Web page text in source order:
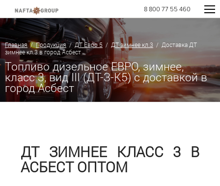
8 800 77 55 460
Главная/Продукция/ДТ Евро 5 / ДТ зимнее кл.3 / Доставка ДТ
зимнее кл.3 в город Асбест
Топливо дизельное ЕВРО, зимнее,
класс 3, вид III (ДТ-З-К5) с доставкой в
город Асбест
ДТ ЗИМНЕЕ КЛАСС 3 В
АСБЕСТ ОПТОМ